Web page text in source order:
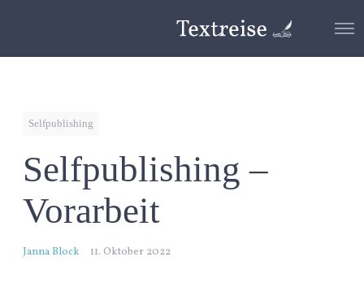
O
Selfpublishing
Selfpublishing –
Vorarbeit
Janna Block 11. Oktober 2022